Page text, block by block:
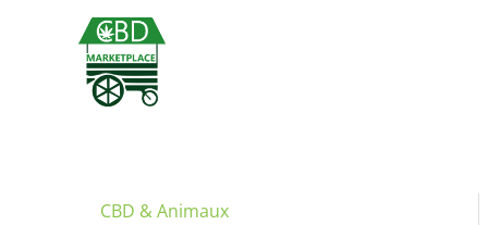
CBD & Animaux